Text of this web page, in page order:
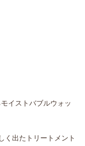
イストバブルウォッ
出たトリートメント